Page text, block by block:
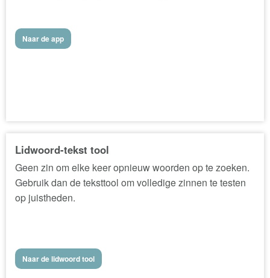
Naar de app
Lidwoord-tekst tool
Geen zin om elke keer opnieuw woorden op te zoeken.
Gebruik dan de teksttool om volledige zinnen te testen
op juistheden.
Naar de lidwoord tool